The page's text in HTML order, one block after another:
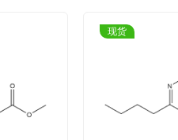
现货